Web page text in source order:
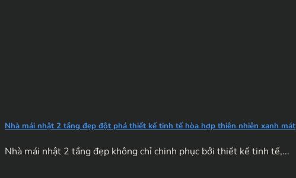
Nhà mái nhật 2 tầng đẹp đột phá thiết kế tinh tế hòa hợp thiên nhiên xanh mát
Nhà mái nhật 2 tầng đẹp không chỉ chinh phục bởi thiết kế tinh tế,...